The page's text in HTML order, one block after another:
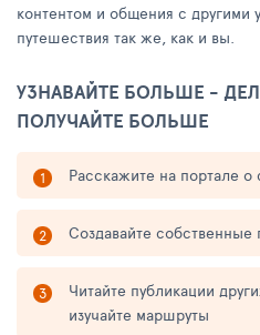
контентом и общения с другими
путешествия так же, как и вы.
УЗНАВАЙТЕ БОЛЬШЕ -
ПОЛУЧАЙТЕ БОЛЬШЕ
Расскажите на портале о
Создавайте собственные
Читайте публикации
изучайте маршруты